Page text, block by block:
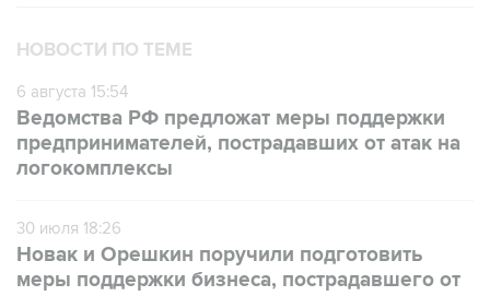
НОВОСТИ ПО ТЕМЕ
6 августа 15:54
Ведомства РФ предложат меры поддержки
предпринимателей, пострадавших от атак на
логокомплексы
30 июля 18:26
Новак и Орешкин поручили подготовить
меры поддержки бизнеса, пострадавшего от